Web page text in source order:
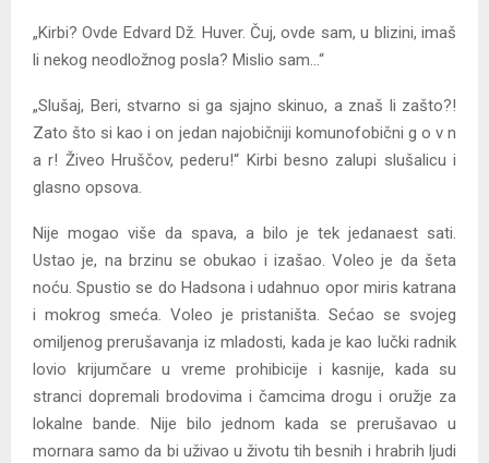
„Kirbi? Ovde Edvard Dž. Huver. Čuj, ovde sam, u blizini, imaš
li nekog neodložnog posla? Mislio sam…“
„Slušaj, Beri, stvarno si ga sjajno skinuo, a znaš li zašto?!
Zato što si kao i on jedan najobičniji komunofobični g o v n
a r! Živeo Hruščov, pederu!“ Kirbi besno zalupi slušalicu i
glasno opsova.
Nije mogao više da spava, a bilo je tek jedanaest sati.
Ustao je, na brzinu se obukao i izašao. Voleo je da šeta
noću. Spustio se do Hadsona i udahnuo opor miris katrana
i mokrog smeća. Voleo je pristaništa. Sećao se svojeg
omiljenog prerušavanja iz mladosti, kada je kao lučki radnik
lovio krijumčare u vreme prohibicije i kasnije, kada su
stranci dopremali brodovima i čamcima drogu i oružje za
lokalne bande. Nije bilo jednom kada se prerušavao u
mornara samo da bi uživao u životu tih besnih i hrabrih ljudi